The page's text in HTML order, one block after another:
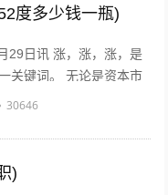
度多少钱一瓶)
29日讯 涨，涨，涨，是
关键词。 无论是资本市
无论是从高端到次高端品
30646
)